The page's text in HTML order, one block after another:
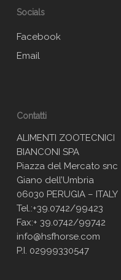
Socials
Facebook
Email
Contatti
ALIMENTI ZOOTECNICI
BIANCONI SPA
Piazza del Mercato snc
Giano dell’Umbria
06030 PERUGIA – ITALY
Tel.:+39.0742/99423
Fax:+ 39.0742/99742
info@hsfhorse.com
P.I. 02999330547